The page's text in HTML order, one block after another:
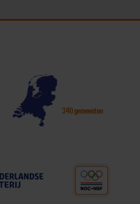
340 gemeenten